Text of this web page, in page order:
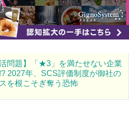
活問題】「★3」を満たせない企業
2027年、SCS評価制度が御社の
を根こそぎ奪う恐怖